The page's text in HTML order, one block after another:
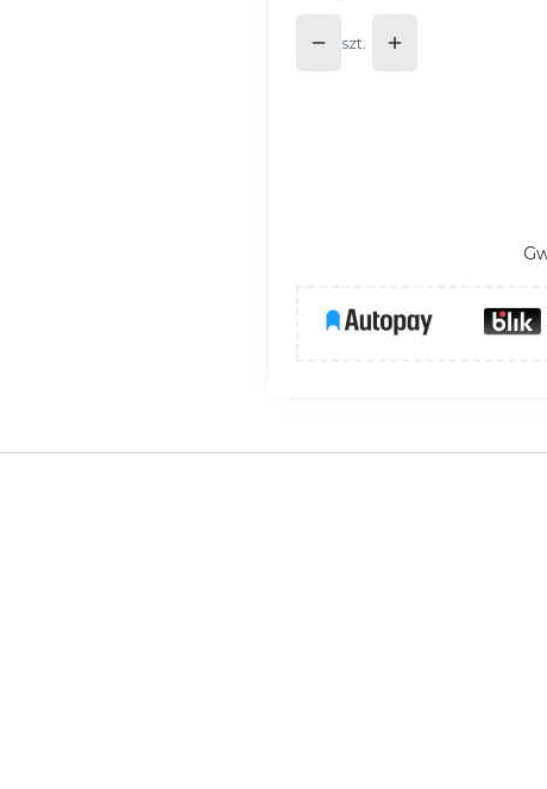
szt.